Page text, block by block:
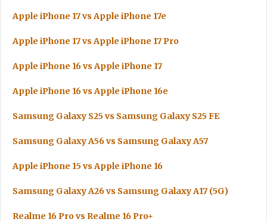
Apple iPhone 17 vs Apple iPhone 17e
Apple iPhone 17 vs Apple iPhone 17 Pro
Apple iPhone 16 vs Apple iPhone 17
Apple iPhone 16 vs Apple iPhone 16e
Samsung Galaxy S25 vs Samsung Galaxy S25 FE
Samsung Galaxy A56 vs Samsung Galaxy A57
Apple iPhone 15 vs Apple iPhone 16
Samsung Galaxy A26 vs Samsung Galaxy A17 (5G)
Realme 16 Pro vs Realme 16 Pro+